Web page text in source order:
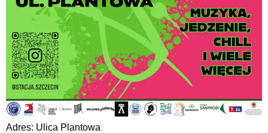
Adres: Ulica Plantowa